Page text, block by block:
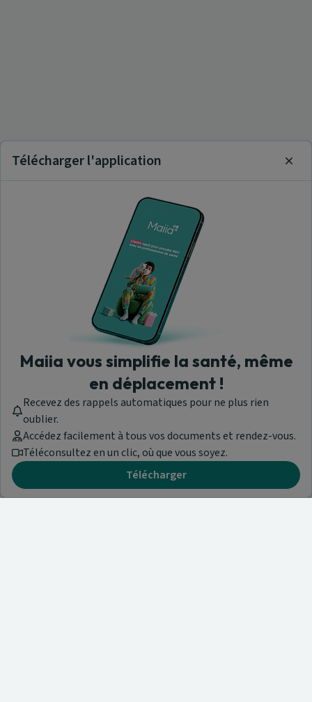
Télécharger l'application
Maiia vous simplifie la santé, même
en déplacement !
Recevez des rappels automatiques pour ne plus rien
oublier.
Accédez facilement à tous vos documents et rendez-vous.
Téléconsultez en un clic, où que vous soyez.
Télécharger